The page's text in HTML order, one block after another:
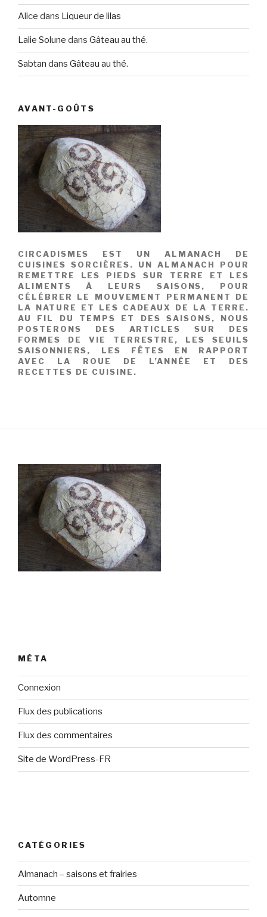
Alice dans Liqueur de lilas
Lalie Solune dans Gâteau au thé.
Sabtan dans Gâteau au thé.
AVANT-GOÛTS
CIRCADISMES EST UN ALMANACH DE
CUISINES SORCIÈRES. UN ALMANACH POUR
REMETTRE LES PIEDS SUR TERRE ET LES
ALIMENTS À LEURS SAISONS, POUR
CÉLÉBRER LE MOUVEMENT PERMANENT DE
LA NATURE ET LES CADEAUX DE LA TERRE.
AU FIL DU TEMPS ET DES SAISONS, NOUS
POSTERONS DES ARTICLES SUR DES
FORMES DE VIE TERRESTRE, LES SEUILS
SAISONNIERS, LES FÊTES EN RAPPORT
AVEC LA ROUE DE L’ANNÉE ET DES
RECETTES DE CUISINE.
MÉTA
Connexion
Flux des publications
Flux des commentaires
Site de WordPress-FR
CATÉGORIES
Almanach – saisons et frairies
Automne